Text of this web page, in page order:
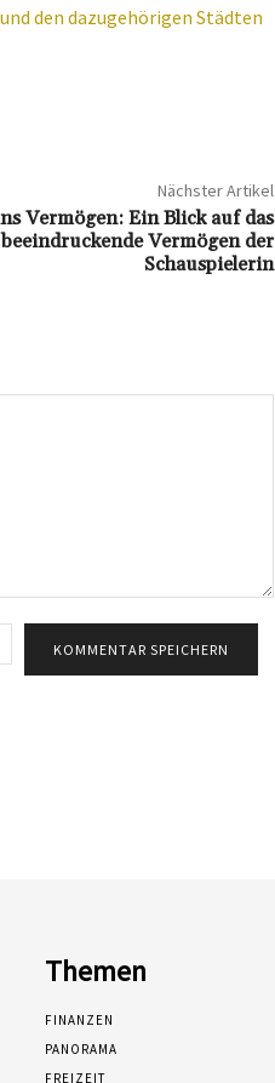
den dazugehörigen Städten
Nächster Artikel
Vermögen: Ein Blick auf das
beeindruckende Vermögen der
Schauspielerin
Mail:*
Themen
FINANZEN
PANORAMA
FREIZEIT